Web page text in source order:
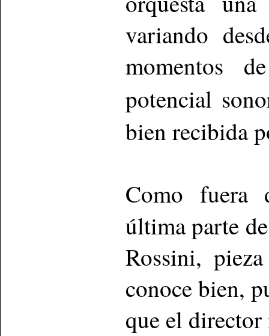
variando
momentos
potencial
bien recibida
Como fuera
última parte
Rossini,
conoce bien,
que el